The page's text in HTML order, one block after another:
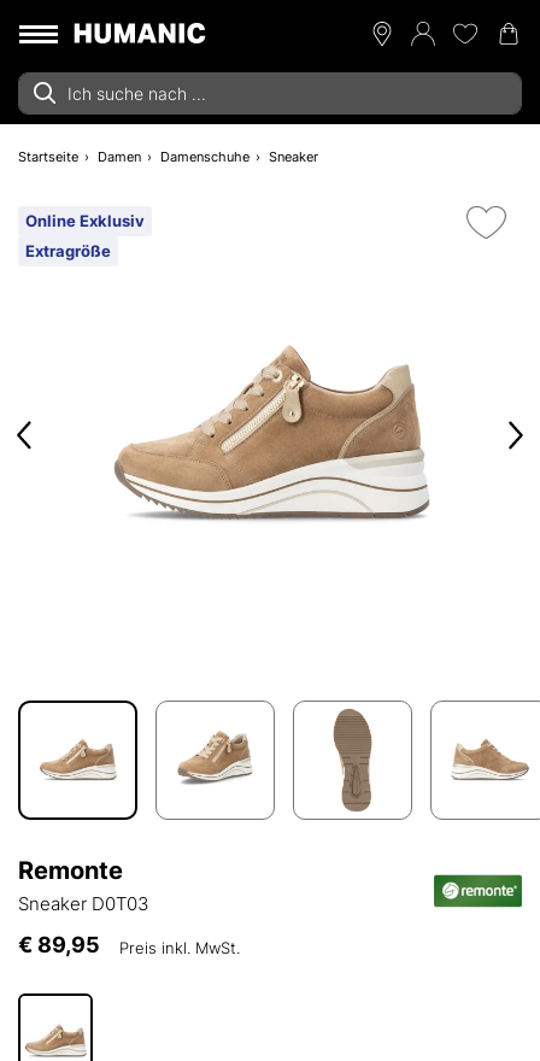
Startseite Damen Damenschuhe Sneaker
Online Exklusiv
Extragröße
Remonte
Sneaker D0T03
€ 89,95 Preis inkl. MwSt.